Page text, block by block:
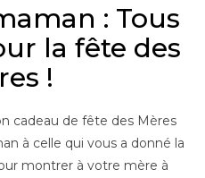
: Tous
la fête des
!
cadeau de fête des Mères
à celle qui vous a donné la
montrer à votre mère à